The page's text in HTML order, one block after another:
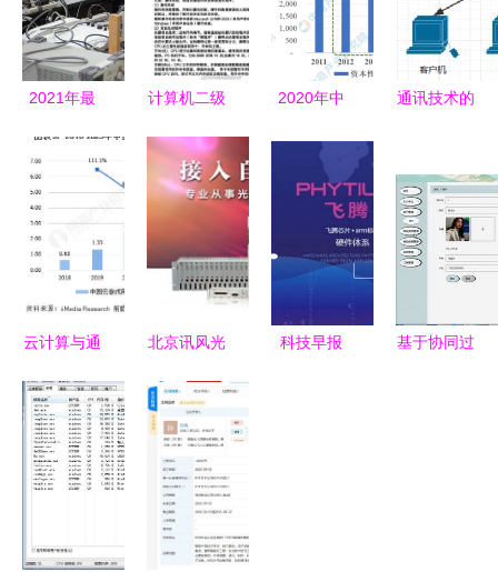
2021年最
大学专业排
名 通信技
术登顶最吸
金领域
计算机二级
技术的技术
开发详解
2020年中
服务市场现
状及发展趋
势预测分析
技术开发驱
动的新征程
通讯技术的
从技术支持
到内容重塑
云计算与通
云游戏发
展，厂商布
局不断完善
北京讯风光
计算机软硬
件标杆品牌
科技早报
基于协同过